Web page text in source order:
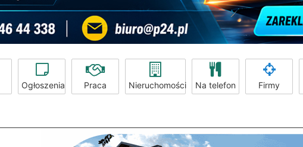
Ogłoszenia Praca Nieruchomości Na telefon Firmy